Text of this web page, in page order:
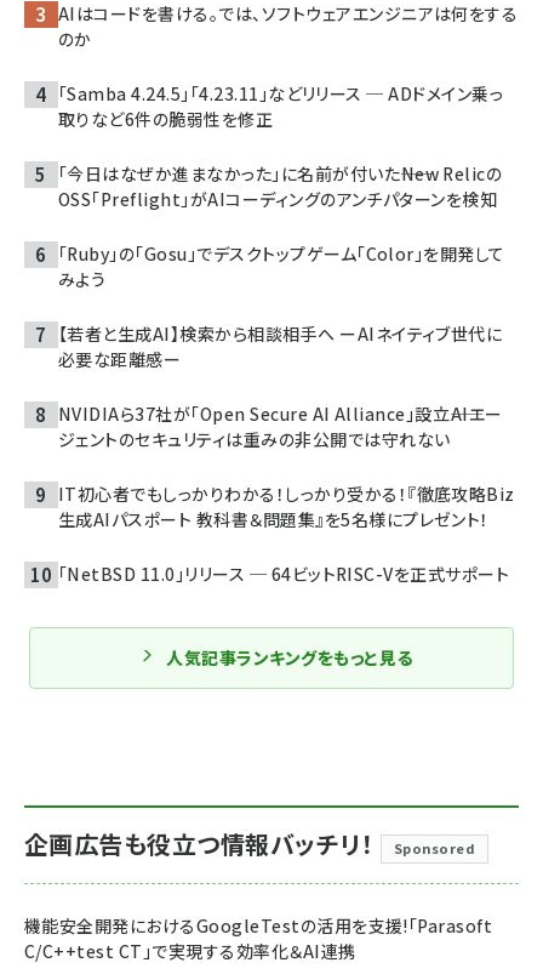
AIはコードを書ける。では、ソフトウェアエンジニアは何をする
のか
「Samba 4.24.5」「4.23.11」などリリース ─ ADドメイン乗っ
取りなど6件の脆弱性を修正
「今日はなぜか進まなかった」に名前が付いた――New Relicの
OSS「Preflight」がAIコーディングのアンチパターンを検知
「Ruby」の「Gosu」でデスクトップゲーム「Color」を開発して
みよう
【若者と生成AI】検索から相談相手へ ーAIネイティブ世代に
必要な距離感ー
NVIDIAら37社が「Open Secure AI Alliance」設立――AIエー
ジェントのセキュリティは重みの非公開では守れない
IT初心者でもしっかりわかる！しっかり受かる！『徹底攻略Biz
生成AIパスポート 教科書＆問題集』を5名様にプレゼント！
「NetBSD 11.0」リリース ─ 64ビットRISC-Vを正式サポート
人気記事ランキングをもっと見る
企画広告も役立つ情報バッチリ！ Sponsored
機能安全開発におけるGoogleTestの活用を支援!「Parasoft
C/C++test CT」で実現する効率化＆AI連携